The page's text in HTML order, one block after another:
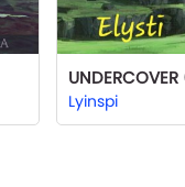
Lyinspi